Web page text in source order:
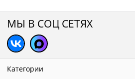
МЫ В СОЦ СЕТЯХ
Категории